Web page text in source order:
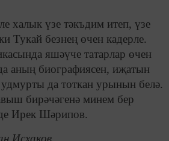
халык үзе тәкъдим итеп, үзе
Тукай безнең өчен кадерле.
яшәүче татарлар өчен
аның биографиясен, иҗатын
да тоткан урынын белә.
бирәчәгенә минем бер
Ирек Шәрипов.
Исхаков